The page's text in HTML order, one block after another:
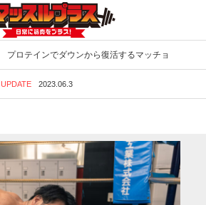
プロテインでダウンから復活するマッチョ
UPDATE 2023.06.3